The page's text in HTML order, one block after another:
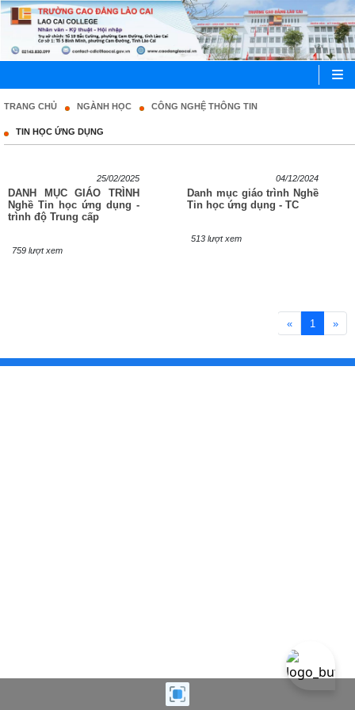
TRANG CHỦ NGÀNH HỌC CÔNG NGHỆ THÔNG TIN
TIN HỌC ỨNG DỤNG
25/02/2025
DANH MỤC GIÁO TRÌNH
Nghề Tin học ứng dụng -
trình độ Trung cấp
759 lượt xem
04/12/2024
Danh mục giáo trình Nghề
Tin học ứng dụng - TC
513 lượt xem
« 1 »